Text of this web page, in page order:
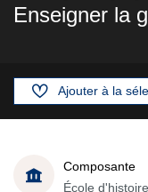
Enseigner la
Ajouter à la
Composante
École